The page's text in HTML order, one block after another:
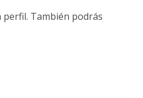
perfil. También podrás